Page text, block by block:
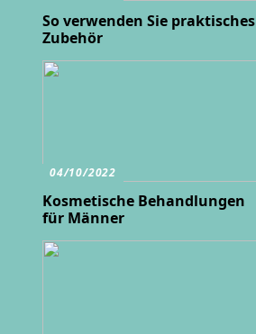
So verwenden Sie praktisches
Zubehör
04/10/2022
Kosmetische Behandlungen
für Männer